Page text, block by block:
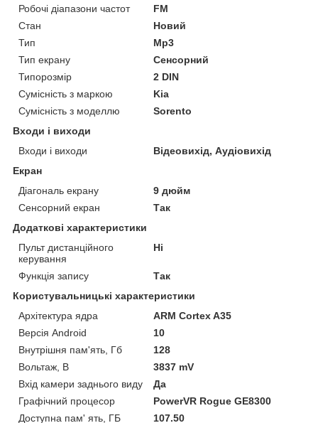
Робочі діапазони частот
FM
Стан
Новий
Тип
Mp3
Тип екрану
Сенсорний
Типорозмір
2 DIN
Сумісність з маркою
Kia
Сумісність з моделлю
Sorento
Входи і виходи
Входи і виходи
Відеовихід, Аудіовихід
Екран
Діагональ екрану
9 дюйм
Сенсорний екран
Так
Додаткові характеристики
Пульт дистанційного
керування
Ні
Функція запису
Так
Користувальницькі характеристики
Архітектура ядра
ARM Cortex A35
Версія Android
10
Внутрішня пам'ять, Гб
128
Вольтаж, В
3837 mV
Вхід камери заднього виду
Да
Графічний процесор
PowerVR Rogue GE8300
Доступна пам' ять, ГБ
107.50